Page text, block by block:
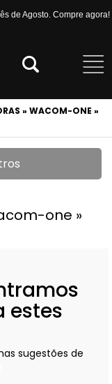
de Agosto. Compre agora!
» WACOM-ONE »
one »
estes
sugestões de